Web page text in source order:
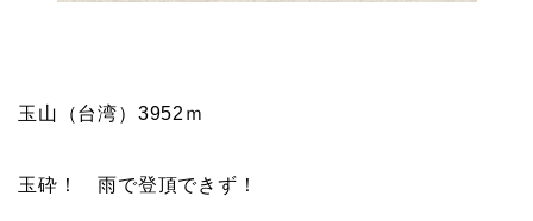
玉山（台湾）3952ｍ
玉砕！ 雨で登頂できず！